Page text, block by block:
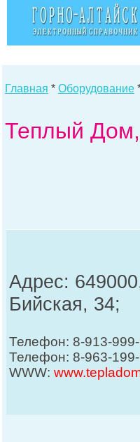
Главная * Оборудование
Теплый
Адрес:
Бийская, 34;
Телефон: 8-913-
Телефон: 8-963-
WWW: